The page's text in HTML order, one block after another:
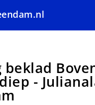
beklad
-